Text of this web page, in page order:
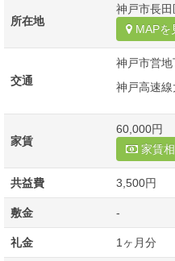
所在地
神戸市長
MAPを
交通
神戸市営
神戸高速
家賃
60,000円
家賃
共益費 3,500円
敷金 -
礼金 1ヶ月分